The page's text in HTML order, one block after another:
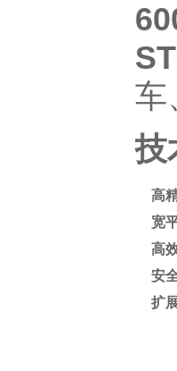
车
技
高
宽
高
安
扩